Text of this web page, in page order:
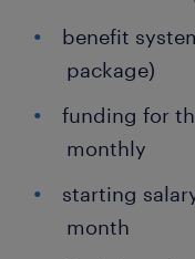
benefit
package)
funding for
monthly
starting
month